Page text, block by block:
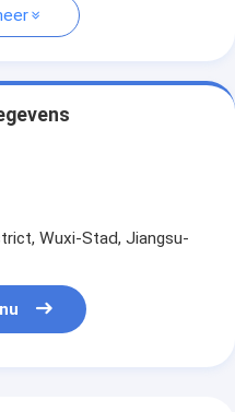
Wuxi-Stad, Jiangsu-